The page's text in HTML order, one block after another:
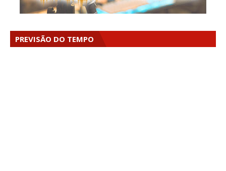
PREVISÃO DO TEMPO